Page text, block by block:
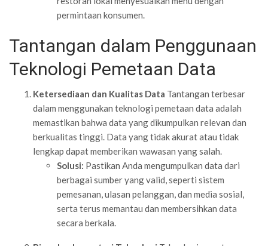
permintaan konsumen.
Tantangan dalam Penggunaan
Teknologi Pemetaan Data
Ketersediaan dan Kualitas Data Tantangan terbesar
dalam menggunakan teknologi pemetaan data adalah
memastikan bahwa data yang dikumpulkan relevan dan
berkualitas tinggi. Data yang tidak akurat atau tidak
lengkap dapat memberikan wawasan yang salah.
Solusi: Pastikan Anda mengumpulkan data dari
berbagai sumber yang valid, seperti sistem
pemesanan, ulasan pelanggan, dan media sosial,
serta terus memantau dan membersihkan data
secara berkala.